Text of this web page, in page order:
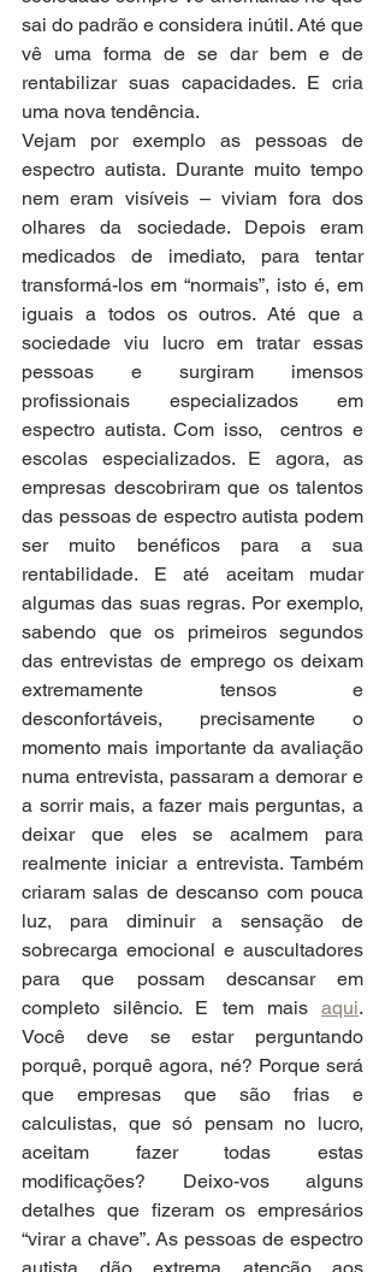
sai do padrão e considera inútil. Até que
vê uma forma de se dar bem e de
rentabilizar suas capacidades. E cria
uma nova tendência.
Vejam por exemplo as pessoas de
espectro autista. Durante muito tempo
nem eram visíveis – viviam fora dos
olhares da sociedade. Depois eram
medicados de imediato, para tentar
transformá-los em “normais”, isto é, em
iguais a todos os outros. Até que a
sociedade viu lucro em tratar essas
pessoas e surgiram imensos
profissionais especializados em
espectro autista. Com isso,  centros e
escolas especializados. E agora, as
empresas descobriram que os talentos
das pessoas de espectro autista podem
ser muito benéficos para a sua
rentabilidade. E até aceitam mudar
algumas das suas regras. Por exemplo,
sabendo que os primeiros segundos
das entrevistas de emprego os deixam
extremamente tensos e
desconfortáveis, precisamente o
momento mais importante da avaliação
numa entrevista, passaram a demorar e
a sorrir mais, a fazer mais perguntas, a
deixar que eles se acalmem para
realmente iniciar a entrevista. Também
criaram salas de descanso com pouca
luz, para diminuir a sensação de
sobrecarga emocional e auscultadores
para que possam descansar em
completo silêncio. E tem mais aqui.
Você deve se estar perguntando
porquê, porquê agora, né? Porque será
que empresas que são frias e
calculistas, que só pensam no lucro,
aceitam fazer todas estas
modificações? Deixo-vos alguns
detalhes que fizeram os empresários
“virar a chave”. As pessoas de espectro